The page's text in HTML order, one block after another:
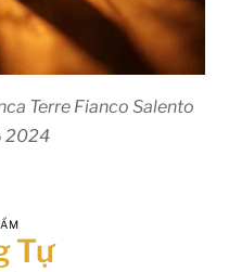
Terre Fianco Salento
2024
Tự